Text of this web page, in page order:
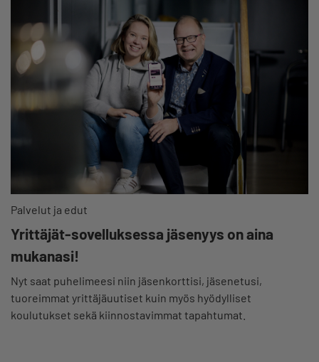
Palvelut ja edut
Yrittäjät-sovelluksessa jäsenyys on aina
mukanasi!
Nyt saat puhelimeesi niin jäsenkorttisi, jäsenetusi,
tuoreimmat yrittäjäuutiset kuin myös hyödylliset
koulutukset sekä kiinnostavimmat tapahtumat.